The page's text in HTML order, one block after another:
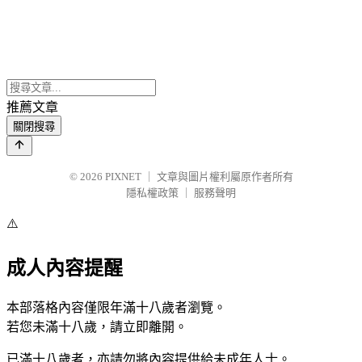
推薦文章
關閉搜尋
© 2026 PIXNET
文章與圖片權利屬原作者所有
隱私權政策
服務聲明
⚠️
成人內容提醒
本部落格內容僅限年滿十八歲者瀏覽。
若您未滿十八歲，請立即離開。